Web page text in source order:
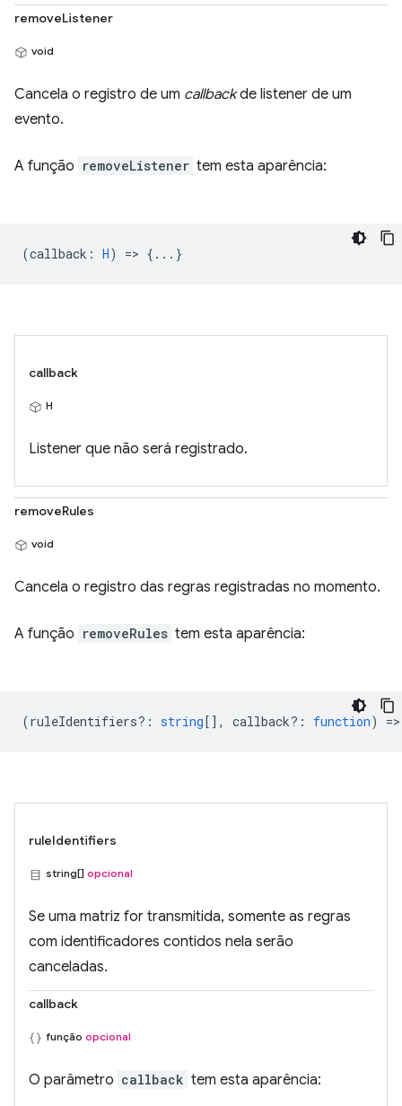
removeListener
void
Cancela o registro de um callbackde listener de um
evento.
A função removeListener tem esta aparência:
(callback : H) => {...}
callback
H
Listener que não será registrado.
removeRules
void
Cancela o registro das regras registradas no momento.
A função removeRules tem esta aparência:
(ruleIdentifiers? : string [], callback? : function)
ruleIdentifiers
string[] opcional
Se uma matriz for transmitida, somente as regras
com identificadores contidos nela serão
canceladas.
callback
função opcional
O parâmetro callback tem esta aparência: